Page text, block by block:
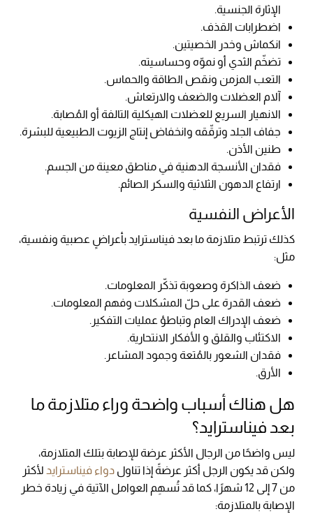
الإثارة الجنسية.
اضطرابات القذف.
انكماش وخدر الخصيتين.
تضخّم الثدي أو نموّه وحساسيته.
التعب المزمن ونقص الطاقة والحماس.
آلام العضلات والضعف والارتعاش.
الانهيار السريع للعضلات الهيكلية التالفة أو المُصابة.
جفاف الجلد وترقّقه وانخفاض إنتاج الزيوت الطبيعية للبشرة.
طنين الأذن.
فقدان الأنسجة الدهنية في مناطق معينة من الجسم.
ارتفاع الدهون الثلاثية والسكر الصائم.
الأعراض النفسية
كذلك ترتبط متلازمة ما بعد فيناسترايد بأعراضٍ عصبية ونفسية،
مثل:
ضعف الذاكرة وصعوبة تذكّر المعلومات.
ضعف القدرة على حلّ المشكلات وفهم المعلومات.
ضعف الإدراك العام وتباطؤ عمليات التفكير.
الاكتئاب والقلق و الأفكار الانتحارية.
فقدان الشعور بالمُتعة وجمود المشاعر.
الأرق.
هل هناك أسباب واضحة وراء متلازمة ما
بعد فيناسترايد؟
ليس واضحًا من الرجال الأكثر عرضة للإصابة بتلك المتلازمة،
ولكن قد يكون الرجل أكثر عرضةً إذا تناول دواء فيناسترايد لأكثر
من 7 إلى 12 شهرًا، كما قد تُسهِم العوامل الآتية في زيادة خطر
الإصابة بالمتلازمة: